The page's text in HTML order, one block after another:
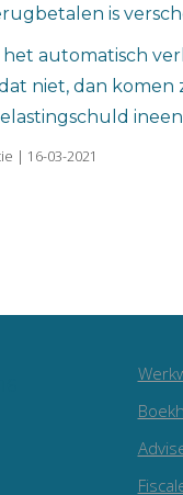
is
automatisch
niet, dan
| 16-03-2021